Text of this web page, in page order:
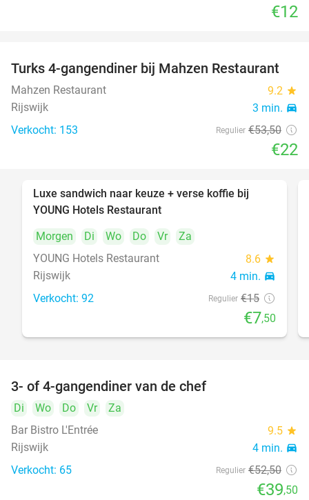
€12
59%
Turks 4-gangendiner bij Mahzen Restaurant
Mahzen Restaurant 9.2 star
Rijswijk 3 min. directions_car
Verkocht: 153 Regulier €53,50
€22
Luxe sandwich naar keuze + verse koffie bij
YOUNG Hotels Restaurant
Morgen
Di Wo Do Vr
Za
YOUNG Hotels Restaurant
8.6 star
Rijswijk 4 min. directions_car
Verkocht: 92 Regulier €15
€7,50
3- of 4-gangendiner van de chef
Di Wo Do Vr
Za
Bar Bistro L'Entrée
9.5 star
Rijswijk 4 min. directions_car
Verkocht: 65 Regulier €52,50
€39,50